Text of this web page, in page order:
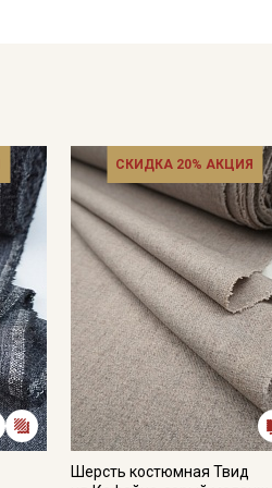
СКИДКА 20% АКЦИЯ
Шерсть костюмная Твид